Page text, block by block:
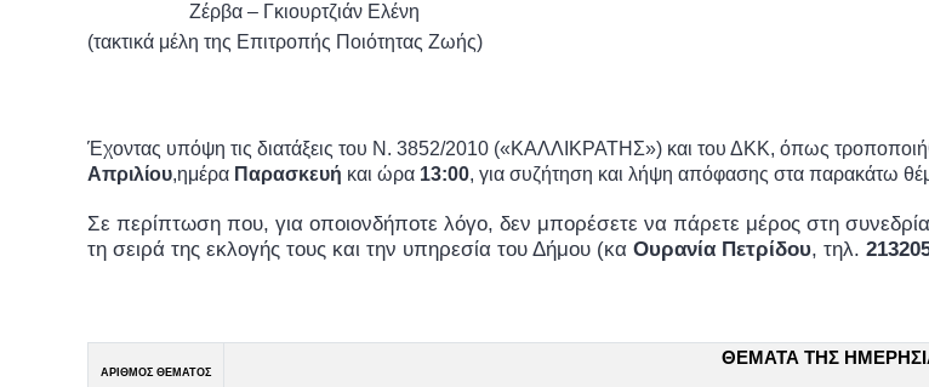
Ζέρβα – Γκιουρτζιάν Ελένη
(τακτικά μέλη της Επιτροπής Ποιότητας Ζωής)
Έχοντας υπόψη τις διατάξεις του Ν. 3852/2010 («ΚΑΛΛΙΚΡΑΤΗΣ») και του ΔΚΚ, όπως
Απριλίου,ημέρα Παρασκευή και ώρα 13:00, για συζήτηση και λήψη απόφασης στα παρακάτω
Σε περίπτωση που, για οποιονδήποτε λόγο, δεν μπορέσετε να πάρετε μέρος στη
τη σειρά της εκλογής τους και την υπηρεσία του Δήμου (κα Ουρανία Πετρίδου, τηλ.
ΑΡΙΘΜΟΣ ΘΕΜΑΤΟΣ
ΘΕΜΑΤΑ ΤΗΣ